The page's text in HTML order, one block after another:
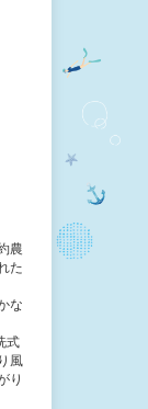
農
た
な
式
風
り